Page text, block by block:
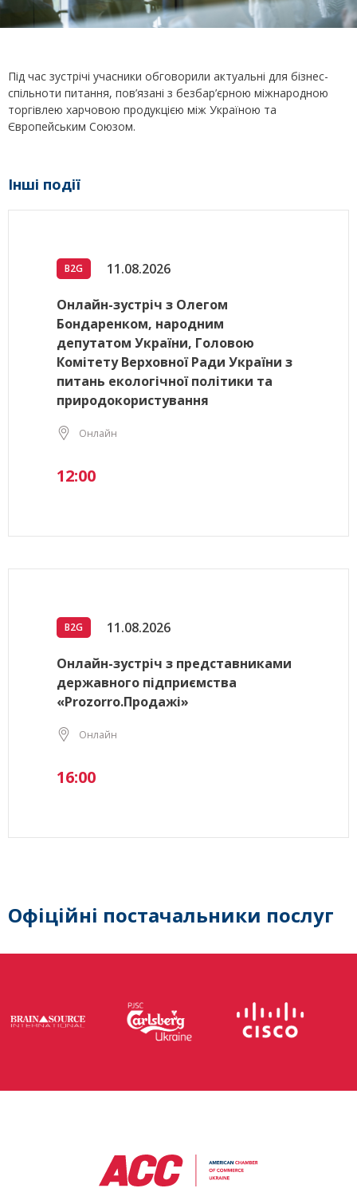
Під час зустрічі учасники обговорили актуальні для бізнес-
спільноти питання, пов’язані з безбар’єрною міжнародною
торгівлею харчовою продукцією між Україною та
Європейським Союзом.
Інші події
B2G 11.08.2026
Онлайн-зустріч з Олегом
Бондаренком, народним
депутатом України, Головою
Комітету Верховної Ради України з
питань екологічної політики та
природокористування
Онлайн
12:00
B2G 11.08.2026
Онлайн-зустріч з представниками
державного підприємства
«Prozorro.Продажі»
Онлайн
16:00
Офіційні постачальники послуг